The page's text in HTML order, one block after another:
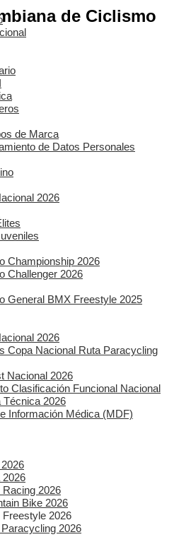
de Ciclismo
de Marca
de Datos Personales
2026
Championship 2026
Challenger 2026
General BMX Freestyle 2025
2026
Copa Nacional Ruta Paracycling
Nacional 2026
Clasificación Funcional Nacional
Técnica 2026
Información Médica (MDF)
2026
2026
Bike 2026
2026
2026